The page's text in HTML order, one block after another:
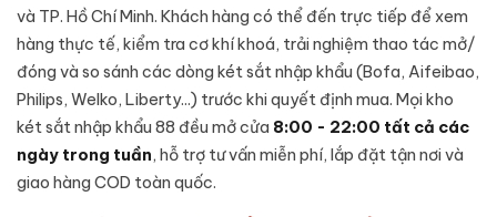
Cấu tạo Két sắt Liberty LB50 S9 Pro App Wifi chính
hãng:
Thép đúc đặc 2 lớp - cánh 10mm, thân 6mm
5 chốt khóa thép không gỉ Ø32mm
Bản lề chìm giấu kín chống cạy phá
Lớp cách nhiệt chống cháy chuyên dụng
và TP. Hồ Chí Minh. Khách hàng có thể đến trực tiếp để xem
hàng thực tế, kiểm tra cơ khí khoá, trải nghiệm thao tác mở/
đóng và so sánh các dòng két sắt nhập khẩu (Bofa, Aifeibao,
Philips, Welko, Liberty...) trước khi quyết định mua. Mọi kho
két sắt nhập khẩu 88 đều mở cửa 8:00 - 22:00 tất cả các
ngày trong tuần, hỗ trợ tư vấn miễn phí, lắp đặt tận nơi và
giao hàng COD toàn quốc.